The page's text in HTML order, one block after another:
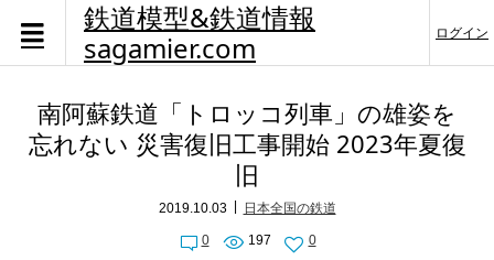
鉄道模型&鉄道情報
sagamier.com
ログイン
南阿蘇鉄道「トロッコ列車」の雄姿を
忘れない 災害復旧工事開始 2023年夏復
旧
2019.10.03 日本全国の鉄道
0 197 0